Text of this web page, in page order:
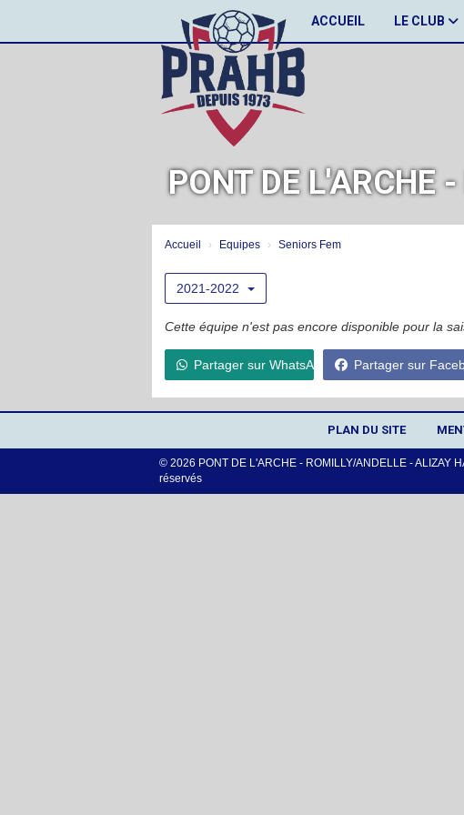
ACCUEIL LE CLUB
PONT DE L'ARCHE
Accueil Equipes Seniors Fem
2021-2022
Cette équipe n'est pas encore disponible pour la
Partager sur WhatsApp Partager sur
PLAN DU SITE
© 2026 PONT DE L'ARCHE - ROMILLY/ANDELLE - ALIZAY
réservés